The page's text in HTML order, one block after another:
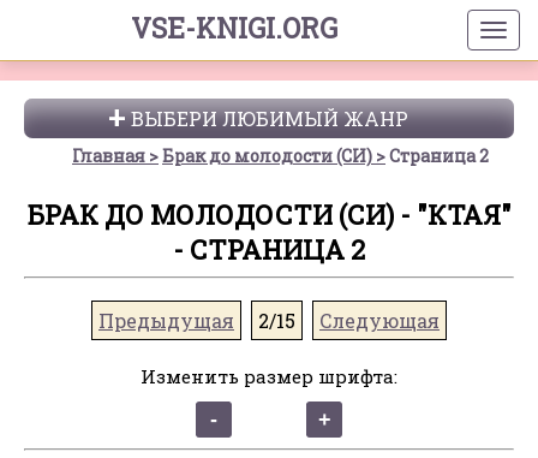
VSE-KNIGI.ORG
ВЫБЕРИ ЛЮБИМЫЙ ЖАНР
Главная Брак до молодости (СИ) Страница 2
БРАК ДО МОЛОДОСТИ (СИ) - "КТАЯ"
- СТРАНИЦА 2
Предыдущая 2/15 Следующая
Изменить размер шрифта: